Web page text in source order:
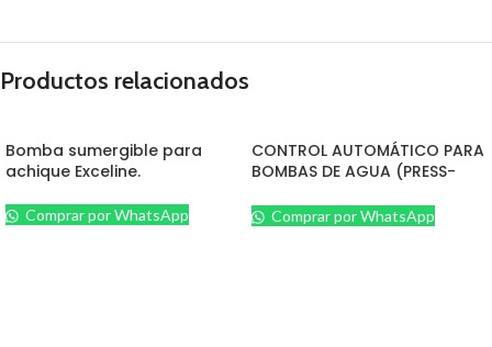
Productos relacionados
Bomba sumergible para
achique Exceline.
Comprar por WhatsApp
CONTROL AUTOMÁTICO PARA
BOMBAS DE AGUA (PRESS-
Comprar por WhatsApp